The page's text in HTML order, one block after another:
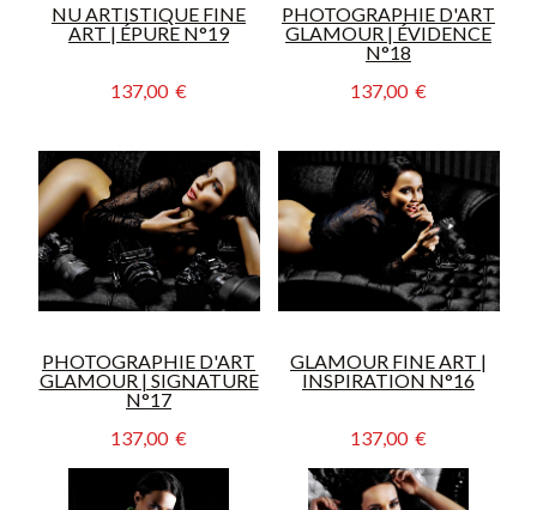
NU ARTISTIQUE FINE
ART | ÉPURE N°19
137,00  €
PHOTOGRAPHIE D'ART
GLAMOUR | ÉVIDENCE
N°18
137,00  €
PHOTOGRAPHIE D'ART
GLAMOUR | SIGNATURE
N°17
137,00  €
GLAMOUR FINE ART |
INSPIRATION N°16
137,00  €